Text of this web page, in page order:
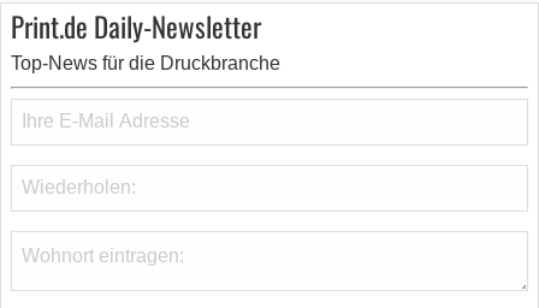
Print.de Daily-Newsletter
Top-News für die Druckbranche